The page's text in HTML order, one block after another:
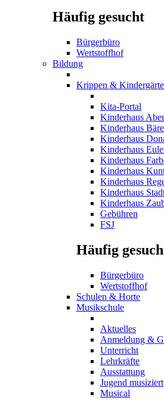
Häufig gesucht
Bürgerbüro
Wertstoffhof
Bildung
Krippen &
Kita-Portal
Kinderhaus
Kinderhaus
Kinderhaus
Kinderhaus
Kinderhaus
Kinderhaus
Kinderhaus
Kinderhaus
Kinderhaus
Gebühren
FSJ
Häufig
Bürgerbüro
Wertstoffhof
Schulen & Horte
Musikschule
Aktuelles
Anmeldung &
Unterricht
Lehrkräfte
Ausstattung
Jugend musiziert
Musical